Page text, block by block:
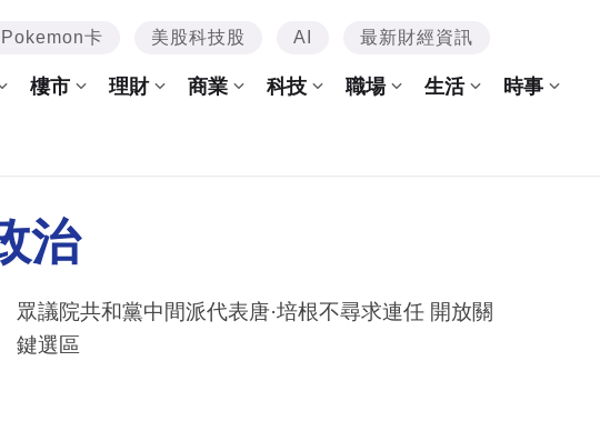
Pokemon卡 美股科技股 AI 最新財經資訊
樓市 理財 商業 科技 職場 生活 時事
治
眾議院共和黨中間派代表唐·培根不尋求連任 開放關
鍵選區